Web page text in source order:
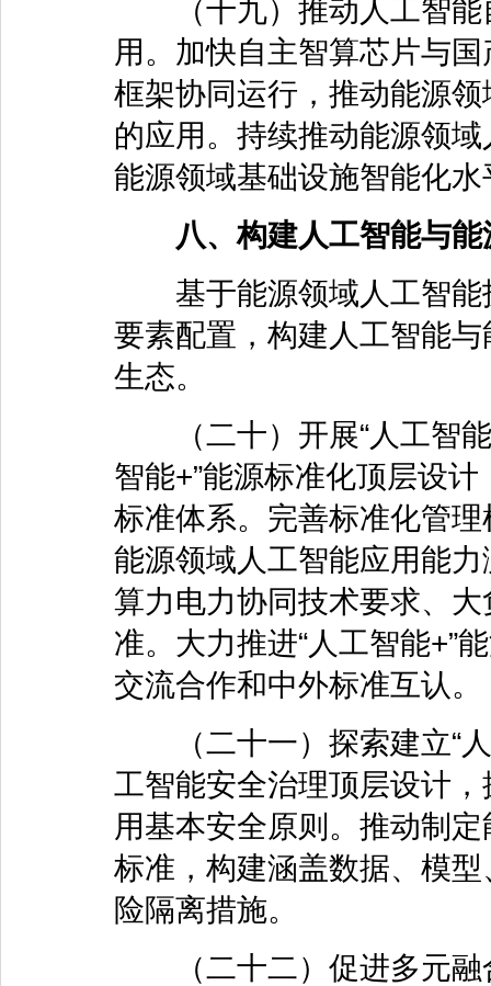
（十九）推动人工智能
用。加快自主智算芯片与
框架协同运行，推动能源
的应用。持续推动能源领
能源领域基础设施智能化水
八、构建人工智能与
基于能源领域人工智能
要素配置，构建人工智能
生态。
（二十）开展“人工智能
智能+”能源标准化顶层设
标准体系。完善标准化管
能源领域人工智能应用能
算力电力协同技术要求、
准。大力推进“人工智能+”
交流合作和中外标准互认。
（二十一）探索建立“人
工智能安全治理顶层设计
用基本安全原则。推动制
标准，构建涵盖数据、模
险隔离措施。
（二十二）促进多元融